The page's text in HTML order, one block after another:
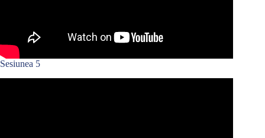
Sesiunea 5